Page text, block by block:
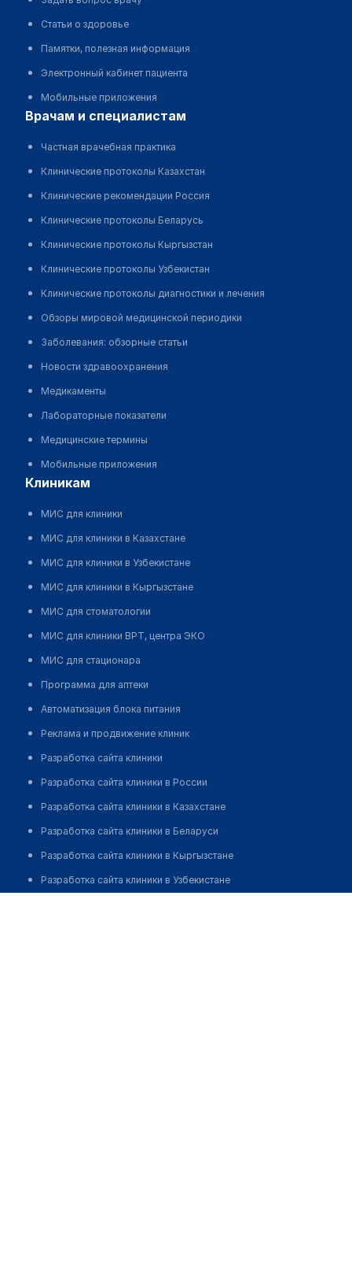
Статьи о здоровье
Памятки, полезная информация
Электронный кабинет пациента
Мобильные приложения
врачам и специалистам
Частная врачебная практика
Клинические протоколы Казахстан
Клинические рекомендации Россия
Клинические протоколы Беларусь
Клинические протоколы Кыргызстан
Клинические протоколы Узбекистан
Клинические протоколы диагностики и лечения
Обзоры мировой медицинской периодики
Заболевания: обзорные статьи
Новости здравоохранения
Медикаменты
Лабораторные показатели
Медицинские термины
Мобильные приложения
клиникам
МИС для клиники
МИС для клиники в Казахстане
МИС для клиники в Узбекистане
МИС для клиники в Кыргызстане
МИС для стоматологии
МИС для клиники ВРТ, центра ЭКО
МИС для стационара
Программа для аптеки
Автоматизация блока питания
Реклама и продвижение клиник
Разработка сайта клиники
Разработка сайта клиники в России
Разработка сайта клиники в Казахстане
Разработка сайта клиники в Беларуси
Разработка сайта клиники в Кыргызстане
Разработка сайта клиники в Узбекистане